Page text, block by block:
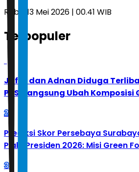
Rabu, 13 Mei 2026 | 00.41 WIB
Terpopuler
Jafar dan Adnan Diduga
PBSI Langsung Ubah
2
Prediksi Skor Persebaya
Piala Presiden 2026: Misi Green
3